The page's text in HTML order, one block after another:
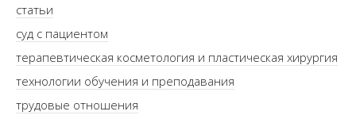
статьи
суд с пациентом
терапевтическая косметология и пластическая хирургия
технологии обучения и преподавания
трудовые отношения